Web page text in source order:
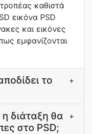
καθιστά
εικόνα PSD
και εικόνες
εμφανίζονται
το
+
διάταξη θα
στο PSD;
+